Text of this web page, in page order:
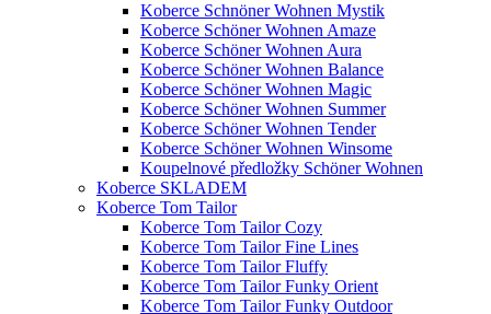
Koberce Schnöner Wohnen Mystik
Koberce Schöner Wohnen Amaze
Koberce Schöner Wohnen Aura
Koberce Schöner Wohnen Balance
Koberce Schöner Wohnen Magic
Koberce Schöner Wohnen Summer
Koberce Schöner Wohnen Tender
Koberce Schöner Wohnen Winsome
Koupelnové předložky Schöner Wohnen
Koberce SKLADEM
Koberce Tom Tailor
Koberce Tom Tailor Cozy
Koberce Tom Tailor Fine Lines
Koberce Tom Tailor Fluffy
Koberce Tom Tailor Funky Orient
Koberce Tom Tailor Funky Outdoor